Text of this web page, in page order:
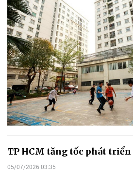
TP HCM tăng tốc phát triển
05/07/2026 03:35